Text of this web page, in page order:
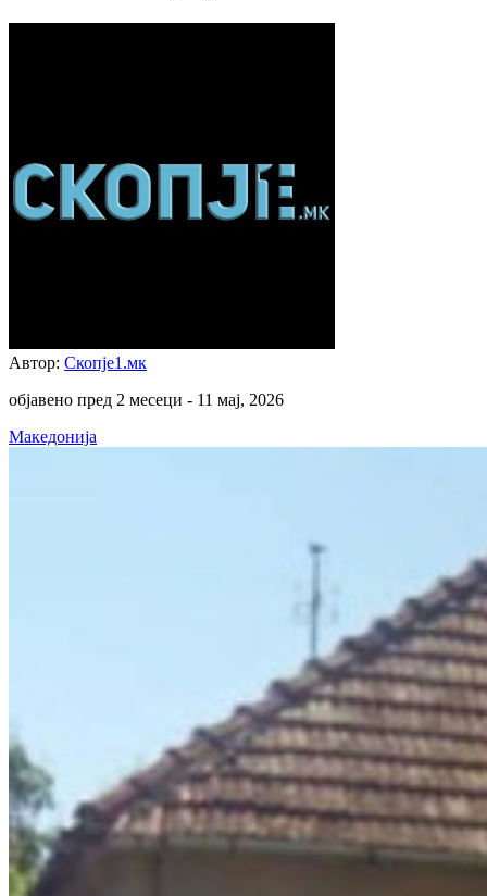
Автор: Скопје1.мк
објавено пред 2 месеци - 11 мај, 2026
Македонија